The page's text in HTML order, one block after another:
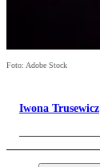
Foto: Adobe Stock
Iwona Trusewicz